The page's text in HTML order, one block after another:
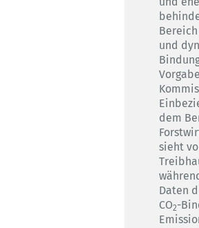
und
dem
sieht
Daten
CO2-